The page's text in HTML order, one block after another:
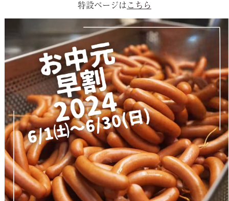
特設ページは こちら